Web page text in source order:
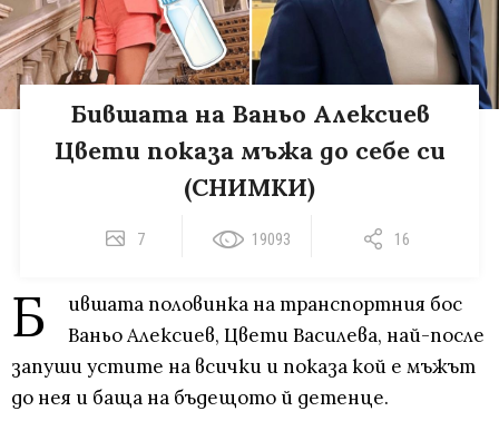
Бившата на Ваньо Алексиев
Цвети показа мъжа до себе си
(СНИМКИ)
7 19093 16
Б
ившата половинка на транспортния бос
Ваньо Алексиев, Цвети Василева, най-после
запуши устите на всички и показа кой е мъжът
до нея и баща на бъдещото й детенце.